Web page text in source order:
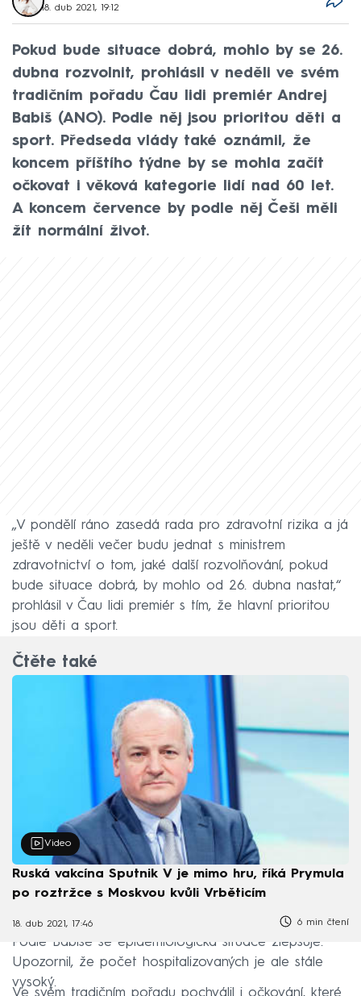
18. dub 2021, 19:12
Pokud bude situace dobrá, mohlo by se 26.
dubna rozvolnit, prohlásil v neděli ve svém
tradičním pořadu Čau lidi premiér Andrej
Babiš (ANO). Podle něj jsou prioritou děti a
sport. Předseda vlády také oznámil, že
koncem příštího týdne by se mohla začít
očkovat i věková kategorie lidí nad 60 let.
A koncem července by podle něj Češi měli
žít normální život.
„V pondělí ráno zasedá rada pro zdravotní rizika a já
ještě v neděli večer budu jednat s ministrem
zdravotnictví o tom, jaké další rozvolňování, pokud
bude situace dobrá, by mohlo od 26. dubna nastat,“
prohlásil v Čau lidi premiér s tím, že hlavní prioritou
jsou děti a sport.
Čtěte také
Video
Ruská vakcína Sputnik V je mimo hru, říká Prymula
po roztržce s Moskvou kvůli Vrběticím
18. dub 2021, 17:46 6 min čtení
Podle Babiše se epidemiologická situace zlepšuje.
Upozornil, že počet hospitalizovaných je ale stále
vysoký.
Ve svém tradičním pořadu pochválil i očkování, které